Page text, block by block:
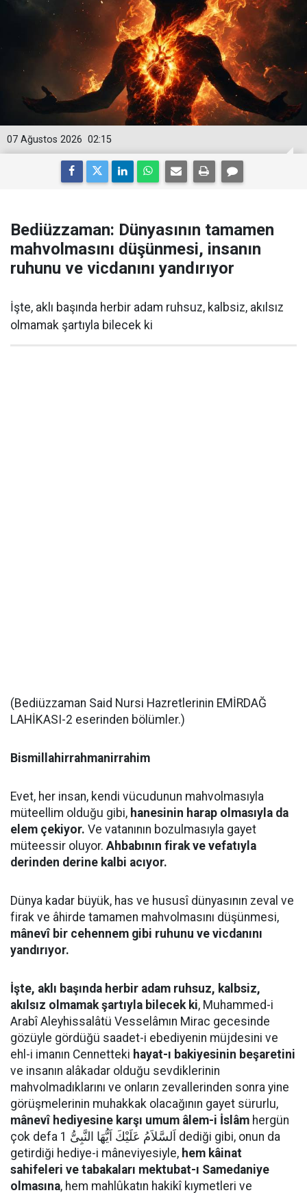
02:15
07 Ağustos 2026
Bediüzzaman: Dünyasının tamamen
mahvolmasını düşünmesi, insanın
ruhunu ve vicdanını yandırıyor
İşte, aklı başında herbir adam ruhsuz, kalbsiz, akılsız
olmamak şartıyla bilecek ki
(Bediüzzaman Said Nursi Hazretlerinin EMİRDAĞ
LAHİKASI-2 eserinden bölümler.)
Bismillahirrahmanirrahim
Evet, her insan, kendi vücudunun mahvolmasıyla
müteellim olduğu gibi, hanesinin harap olmasıyla da
elem çekiyor. Ve vatanının bozulmasıyla gayet
müteessir oluyor. Ahbabının firak ve vefatıyla
derinden derine kalbi acıyor.
Dünya kadar büyük, has ve hususî dünyasının zeval ve
firak ve âhirde tamamen mahvolmasını düşünmesi,
mânevî bir cehennem gibi ruhunu ve vicdanını
yandırıyor.
İşte, aklı başında herbir adam ruhsuz, kalbsiz,
akılsız olmamak şartıyla bilecek ki, Muhammed-i
Arabî Aleyhissalâtü Vesselâmın Mirac gecesinde
gözüyle gördüğü saadet-i ebediyenin müjdesini ve
ehl-i imanın Cennetteki hayat-ı bakiyesinin beşaretini
ve insanın alâkadar olduğu sevdiklerinin
mahvolmadıklarını ve onların zevallerinden sonra yine
görüşmelerinin muhakkak olacağının gayet sürurlu,
mânevî hediyesine karşı umum âlem-i İslâm hergün
çok defa اَلسَّلاَمُ عَلَيْكَ اَيُّهَا النَّبِىُّ 1 dediği gibi, onun da
getirdiği hediye-i mâneviyesiyle, hem kâinat
sahifeleri ve tabakaları mektubat-ı Samedaniye
olmasına, hem mahlûkatın hakikî kıymetleri ve